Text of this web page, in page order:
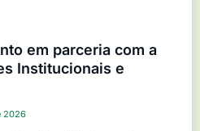
em parceria com a
Institucionais e
2026